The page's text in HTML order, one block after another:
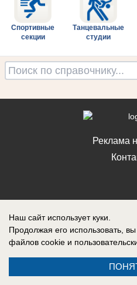
Спортивные
секции
Танцевальные
студии
Реклама
Наш сайт использует куки.
Продолжая его использовать,
файлов cookie и